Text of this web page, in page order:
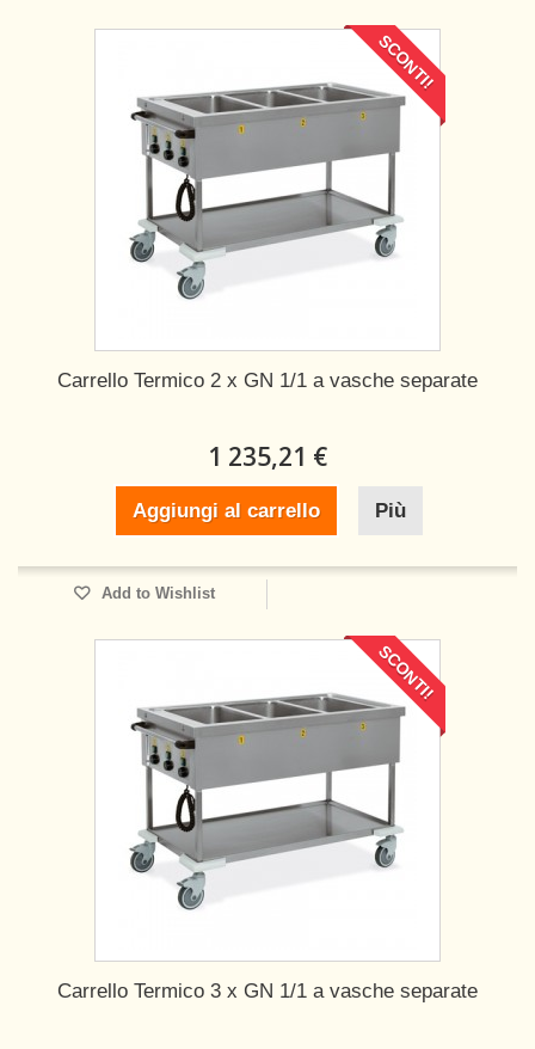
SCONTI!
Carrello Termico 2 x GN 1/1 a vasche separate
1 235,21 €
Aggiungi al carrello Più
Add to Wishlist
SCONTI!
Carrello Termico 3 x GN 1/1 a vasche separate